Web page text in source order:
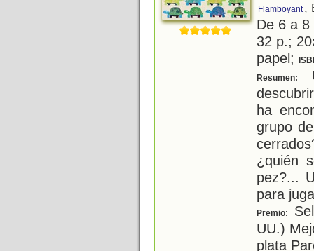
Flamboyant ,
De 6 a
32 p.;
papel;
Resumen:
ha
grupo
¿quién
pez?...
para
Premio:
UU.)
plata